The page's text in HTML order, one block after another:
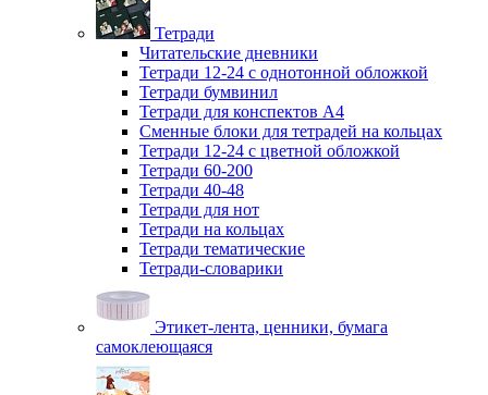
Тетради
Читательские дневники
Тетради 12-24 с однотонной обложкой
Тетради бумвинил
Тетради для конспектов А4
Сменные блоки для тетрадей на кольцах
Тетради 12-24 с цветной обложкой
Тетради 60-200
Тетради 40-48
Тетради для нот
Тетради на кольцах
Тетради тематические
Тетради-словарики
Этикет-лента, ценники, бумага
самоклеющаяся